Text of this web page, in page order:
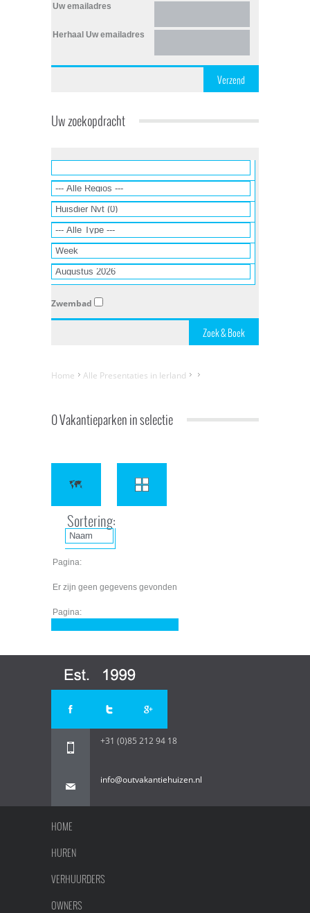
Uw emailadres
Herhaal Uw emailadres
Verzend
Uw zoekopdracht
Zwembad
Home Alle Presentaties in Ierland
0 Vakantieparken in selectie
Sortering:
Pagina:
Er zijn geen gegevens gevonden
Pagina:
+31 (0)85 212 94 18
info@outvakantiehuizen.nl
HOME
HUREN
VERHUURDERS
OWNERS